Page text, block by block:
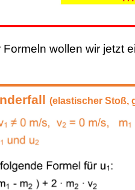
Formeln wollen wir jetzt
(elastischer Stoß,